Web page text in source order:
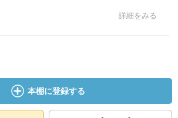
詳細をみる
本棚に登録する